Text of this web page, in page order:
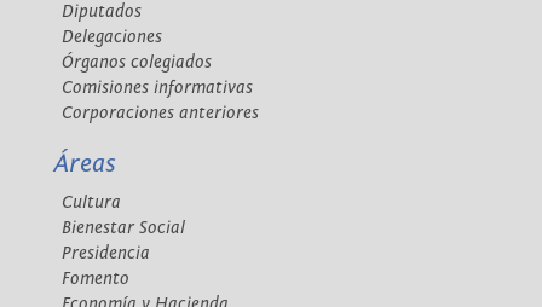
Diputados
Delegaciones
Órganos colegiados
Comisiones informativas
Corporaciones anteriores
Áreas
Cultura
Bienestar Social
Presidencia
Fomento